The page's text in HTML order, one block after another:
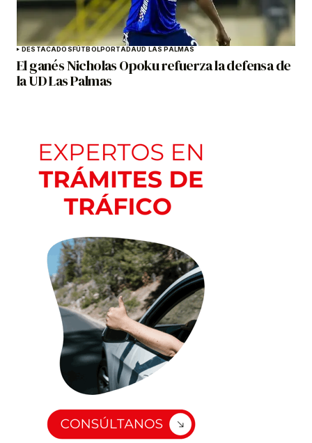
DESTACADOSFÚTBOLPORTADAUD LAS PALMAS
El ganés Nicholas Opoku refuerza la defensa de
la UD Las Palmas